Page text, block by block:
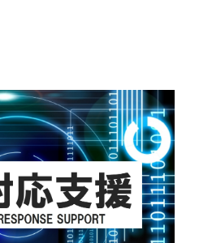
guide/en-US/advisory/CVE-
guide/en-US/advisory/CVE-
guide/en-US/advisory/CVE-
guide/en-US/advisory/CVE-